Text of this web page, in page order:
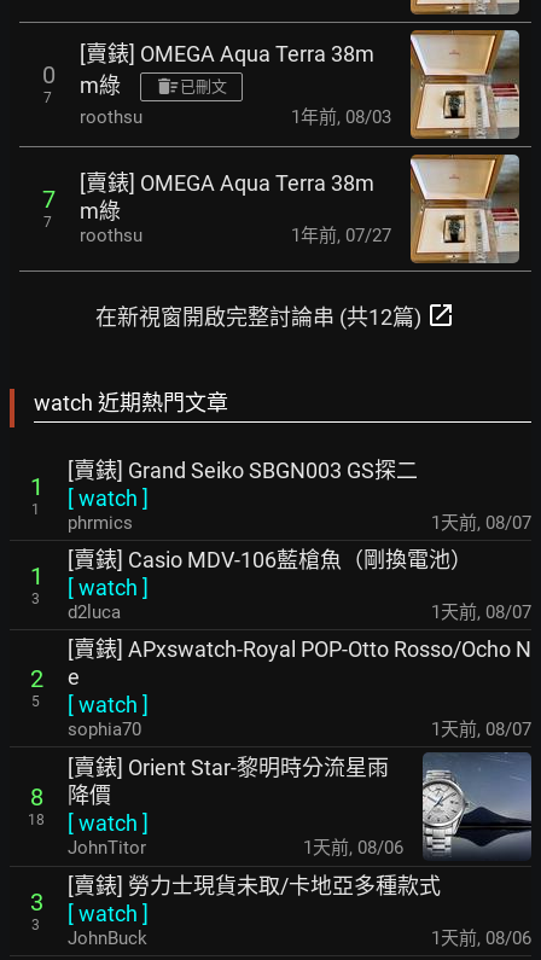
0
7
[賣錶] OMEGA Aqua Terra 38m
m綠
已刪文
roothsu 1年前, 08/03
7
7
[賣錶] OMEGA Aqua Terra 38m
m綠
roothsu 1年前, 07/27
在新視窗開啟完整討論串 (共12篇) open_in_new
watch 近期熱門文章
1
1
[賣錶] Grand Seiko SBGN003 GS探二
[watch ]
phrmics 1天前, 08/07
1
3
[賣錶] Casio MDV-106藍槍魚（剛換電池）
[watch ]
d2luca 1天前, 08/07
2
5
[賣錶] APxswatch-Royal POP-Otto Rosso/Ocho N
e
[watch ]
sophia70 1天前, 08/07
8
18
[賣錶] Orient Star-黎明時分流星雨
降價
[watch ]
JohnTitor 1天前, 08/06
3
3
[賣錶] 勞力士現貨未取/卡地亞多種款式
[watch ]
JohnBuck 1天前, 08/06